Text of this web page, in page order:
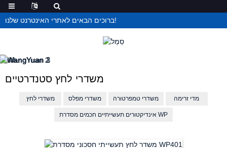
ברוכים הבאים לאתרי האינטרנט שלנו!
משדרי לחץ סטנדרטיים
משדרי לחץ משדרי מפלס משדרי טמפרטורה מדי זרימה
אינדיקטורים תעשייתיים חכמים מסדרת WP